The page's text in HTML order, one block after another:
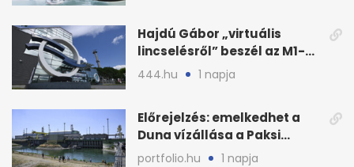
Hajdú Gábor „virtuális
lincselésről” beszél az M1-
ből kirúgása után
444.hu 1 napja
Előrejelzés: emelkedhet a
Duna vízállása a Paksi
Atomerőműnél
portfolio.hu 1 napja